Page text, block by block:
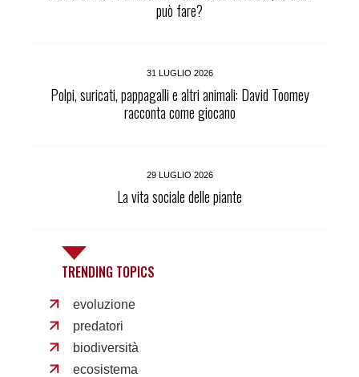
può fare?
31 LUGLIO 2026
Polpi, suricati, pappagalli e altri animali: David Toomey
racconta come giocano
29 LUGLIO 2026
La vita sociale delle piante
TRENDING TOPICS
evoluzione
predatori
biodiversità
ecosistema